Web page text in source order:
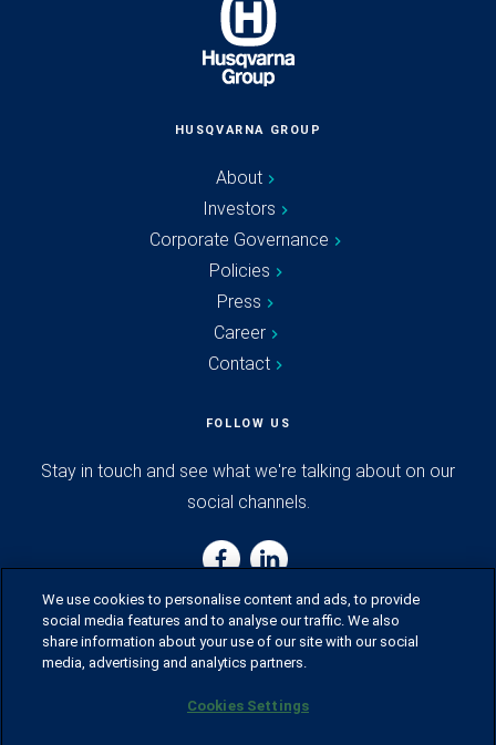
HUSQVARNA GROUP
About
Investors
Corporate Governance
Policies
Press
Career
Contact
FOLLOW US
Stay in touch and see what we're talking about on our
social channels.
We use cookies to personalise content and ads, to provide
social media features and to analyse our traffic. We also
share information about your use of our site with our social
media, advertising and analytics partners.
Cookies Settings